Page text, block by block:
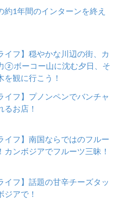
約1年間のインターンを終え
イフ】穏やかな川辺の街、カ
②ボーコー山に沈む夕日、そ
を観に行こう！
イフ】プノンペンでバンチャ
るお店！
イフ】南国ならではのフルー
カンボジアでフルーツ三昧！
イフ】話題の甘辛チーズタッ
ジアで！